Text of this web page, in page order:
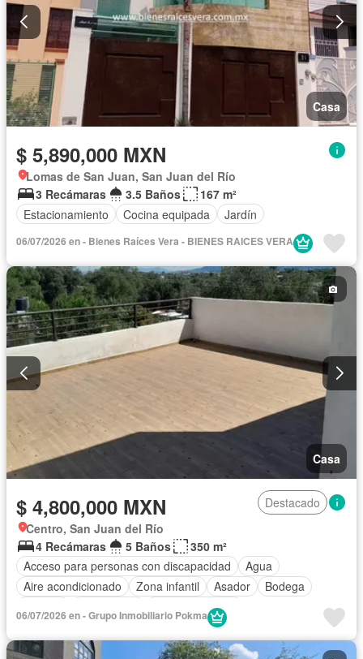
Casa
$ 5,890,000 MXN
Lomas de San Juan, San Juan del Río
3 Recámaras
3.5 Baños
167 m²
Estacionamiento
Cocina equipada Jardín
06/07/2026 en - Bienes Raíces Vera - BIENES RAICES VERA
Casa
$ 4,800,000 MXN
Destacado
Centro, San Juan del Río
4 Recámaras
5 Baños
350 m²
Acceso para personas con discapacidad
Agua
Aire acondicionado
Zona infantil Asador
Bodega
Cancha de tenis
Caseta de vigilancia
Circuito cerrado de televisión
Chimenea
Cisterna Cocina equipada
Cocina integral
06/07/2026 en - Grupo Inmobiliario Pokma